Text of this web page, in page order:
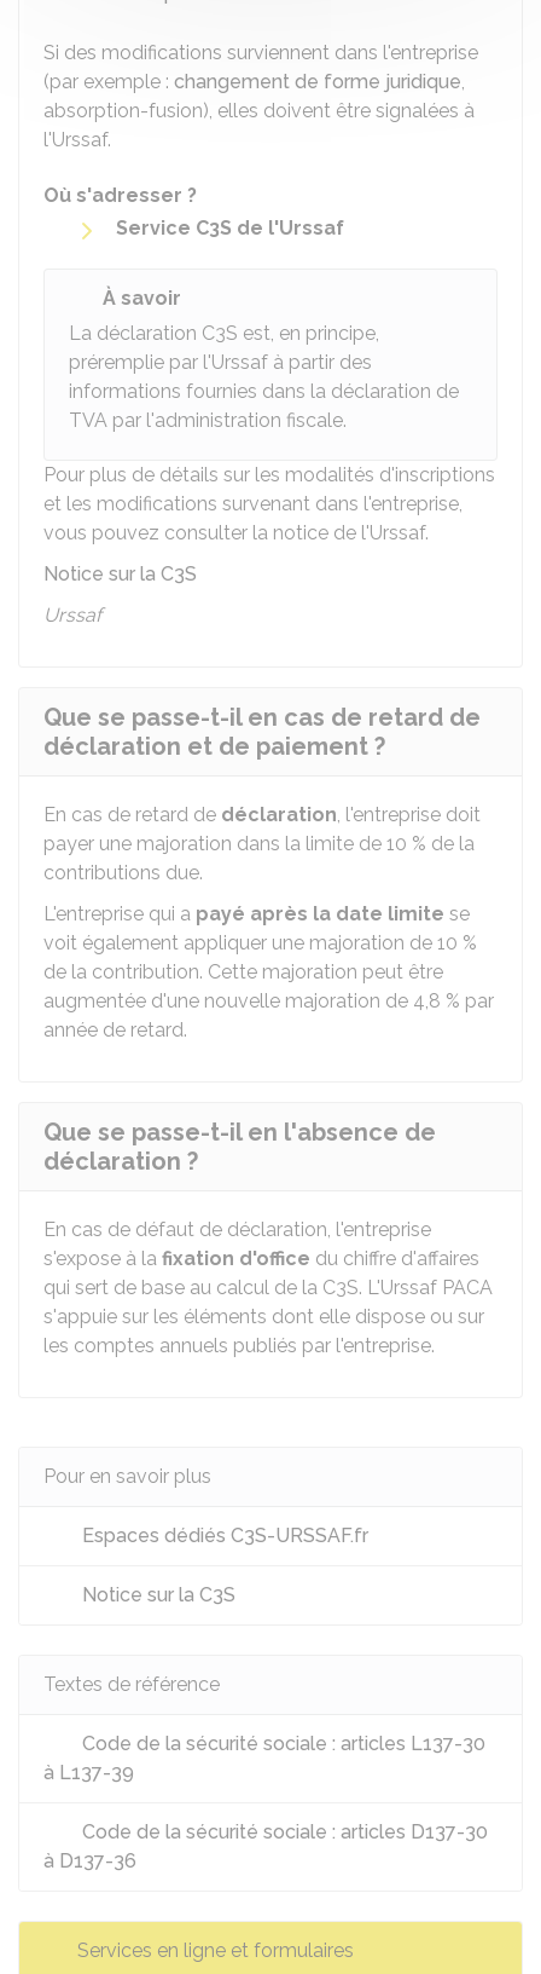
Si des modifications surviennent dans l'entreprise
(par exemple : changement de forme juridique,
absorption-fusion), elles doivent être signalées à
l'Urssaf.
Où s'adresser ?
Service C3S de l'Urssaf
À savoir
La déclaration C3S est, en principe,
préremplie par l'Urssaf à partir des
informations fournies dans la déclaration de
TVA par l'administration fiscale.
Pour plus de détails sur les modalités d'inscriptions
et les modifications survenant dans l'entreprise,
vous pouvez consulter la notice de l'Urssaf.
Notice sur la C3S
Urssaf
Que se passe-t-il en cas de retard de
déclaration et de paiement ?
En cas de retard de déclaration, l'entreprise doit
payer une majoration dans la limite de 10 % de la
contributions due.
L'entreprise qui a payé après la date limite se
voit également appliquer une majoration de 10 %
de la contribution. Cette majoration peut être
augmentée d'une nouvelle majoration de 4,8 % par
année de retard.
Que se passe-t-il en l'absence de
déclaration ?
En cas de défaut de déclaration, l'entreprise
s'expose à la fixation d'office du chiffre d'affaires
qui sert de base au calcul de la C3S. L'Urssaf PACA
s'appuie sur les éléments dont elle dispose ou sur
les comptes annuels publiés par l'entreprise.
Pour en savoir plus
Espaces dédiés C3S-URSSAF.fr
Notice sur la C3S
Textes de référence
Code de la sécurité sociale : articles L137-30
à L137-39
Code de la sécurité sociale : articles D137-30
à D137-36
Services en ligne et formulaires